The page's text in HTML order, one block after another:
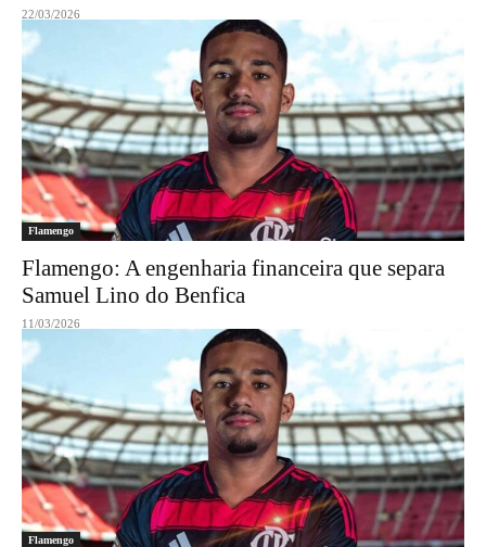
22/03/2026
Flamengo
Flamengo: A engenharia financeira que separa
Samuel Lino do Benfica
11/03/2026
Flamengo